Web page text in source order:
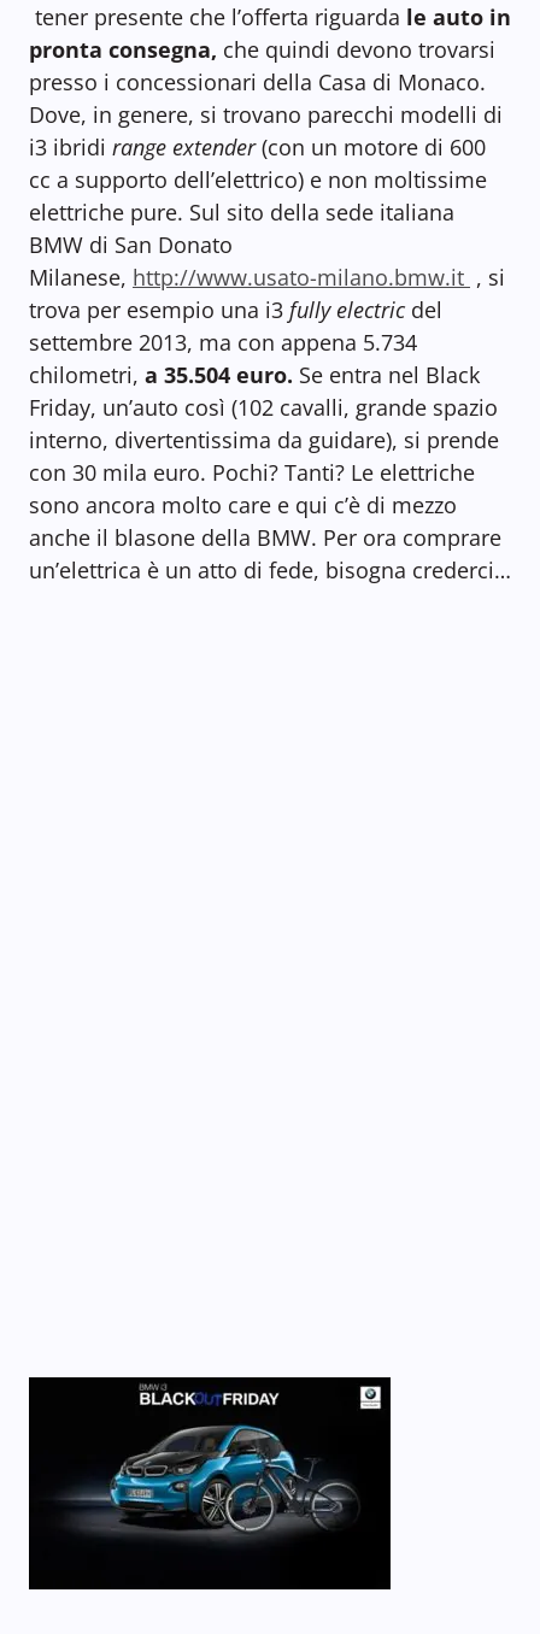
tener presente che l’offerta riguarda le auto in
pronta consegna, che quindi devono trovarsi
presso i concessionari della Casa di Monaco.
Dove, in genere, si trovano parecchi modelli di
i3 ibridi range extender(con un motore di 600
cc a supporto dell’elettrico) e non moltissime
elettriche pure. Sul sito della sede italiana
BMW di San Donato
Milanese, http://www.usato-milano.bmw.it , si
trova per esempio una i3 fully electricdel
settembre 2013, ma con appena 5.734
chilometri, a 35.504 euro. Se entra nel Black
Friday, un’auto così (102 cavalli, grande spazio
interno, divertentissima da guidare), si prende
con 30 mila euro. Pochi? Tanti? Le elettriche
sono ancora molto care e qui c’è di mezzo
anche il blasone della BMW. Per ora comprare
un’elettrica è un atto di fede, bisogna crederci…